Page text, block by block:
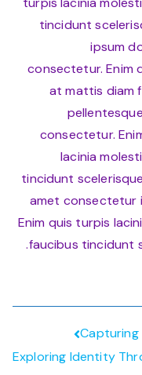
with
tincidunt
ipsum
consectetur. Enim
at mattis diam
consectetur.
lacinia
tincidunt
amet consectetur
Enim quis turpis
faucibus tincidunt
Capturing
Exploring Identity